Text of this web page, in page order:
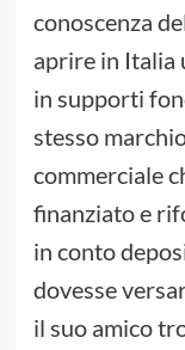
conoscenza
aprire in Italia
in supporti
stesso
commerciale
finanziato e
in conto
dovesse
il suo amico